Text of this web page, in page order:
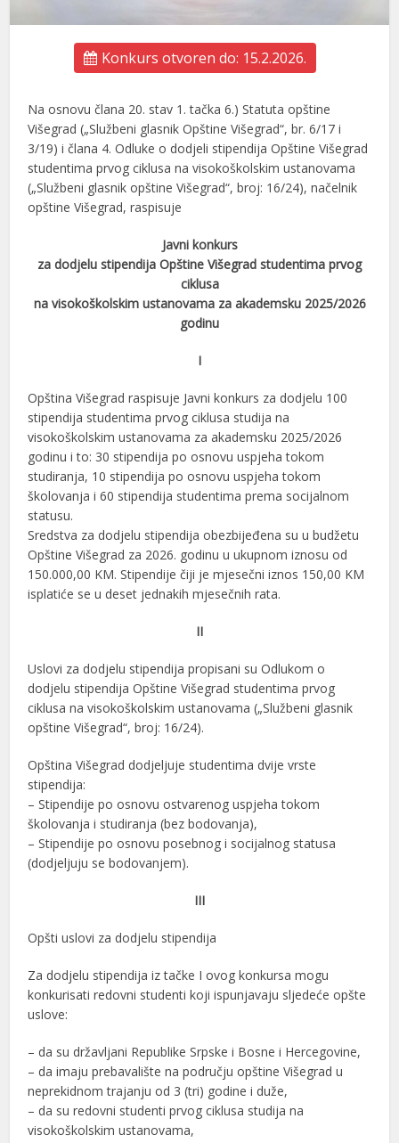
Konkurs otvoren do: 15.2.2026.
Na osnovu člana 20. stav 1. tačka 6.) Statuta opštine
Višegrad („Službeni glasnik Opštine Višegrad“, br. 6/17 i
3/19) i člana 4. Odluke o dodjeli stipendija Opštine Višegrad
studentima prvog ciklusa na visokoškolskim ustanovama
(„Službeni glasnik opštine Višegrad“, broj: 16/24), načelnik
opštine Višegrad, raspisuje
Javni konkurs
za dodjelu stipendija Opštine Višegrad studentima prvog
ciklusa
na visokoškolskim ustanovama za akademsku 2025/2026
godinu
I
Opština Višegrad raspisuje Javni konkurs za dodjelu 100
stipendija studentima prvog ciklusa studija na
visokoškolskim ustanovama za akademsku 2025/2026
godinu i to: 30 stipendija po osnovu uspjeha tokom
studiranja, 10 stipendija po osnovu uspjeha tokom
školovanja i 60 stipendija studentima prema socijalnom
statusu.
Sredstva za dodjelu stipendija obezbijeđena su u budžetu
Opštine Višegrad za 2026. godinu u ukupnom iznosu od
150.000,00 KM. Stipendije čiji je mjesečni iznos 150,00 KM
isplatiće se u deset jednakih mjesečnih rata.
II
Uslovi za dodjelu stipendija propisani su Odlukom o
dodjelu stipendija Opštine Višegrad studentima prvog
ciklusa na visokoškolskim ustanovama („Službeni glasnik
opštine Višegrad“, broj: 16/24).
Opština Višegrad dodjeljuje studentima dvije vrste
stipendija:
– Stipendije po osnovu ostvarenog uspjeha tokom
školovanja i studiranja (bez bodovanja),
– Stipendije po osnovu posebnog i socijalnog statusa
(dodjeljuju se bodovanjem).
III
Opšti uslovi za dodjelu stipendija
Za dodjelu stipendija iz tačke I ovog konkursa mogu
konkurisati redovni studenti koji ispunjavaju sljedeće opšte
uslove:
– da su državljani Republike Srpske i Bosne i Hercegovine,
– da imaju prebavalište na području opštine Višegrad u
neprekidnom trajanju od 3 (tri) godine i duže,
– da su redovni studenti prvog ciklusa studija na
visokoškolskim ustanovama,